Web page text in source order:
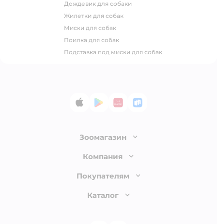
дождевик для собаки
жилетки для собак
миски для собак
поилка для собак
подставка под миски для собак
App StoreGoogle Play
AppGallery
RuStore
Зоомагазин
Лицензия
Доставка и оплата
Обмен и возврат товара
Компания
О компании
Покупателям
Бонусные карты
Каталог